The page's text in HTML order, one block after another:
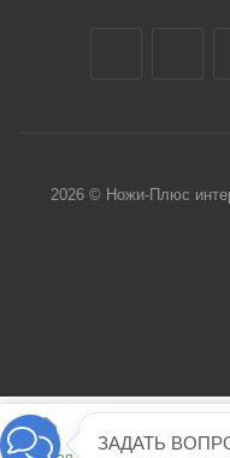
2026 © Ножи-Плюс
ЗАДАТЬ